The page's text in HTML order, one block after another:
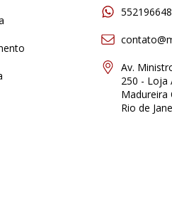
Av.
250 - Loja
Madureira
Rio de